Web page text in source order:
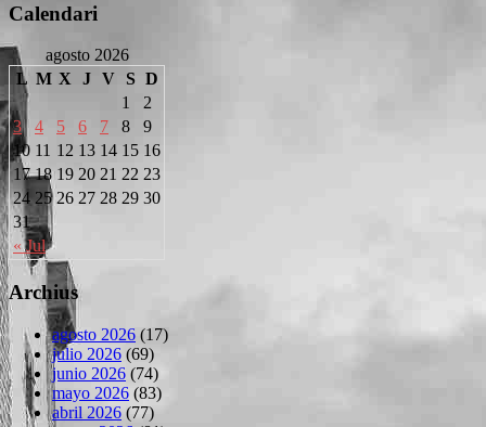
Calendari
agosto 2026
L M X J V S D
« Jul
1
2
3
4 5 6 7 8
9
10 11 12 13 14 15 16
17 18 19 20 21 22 23
24 25 26 27 28 29 30
31
Archius
agosto 2026 (17)
julio 2026 (69)
junio 2026 (74)
mayo 2026 (83)
abril 2026 (77)